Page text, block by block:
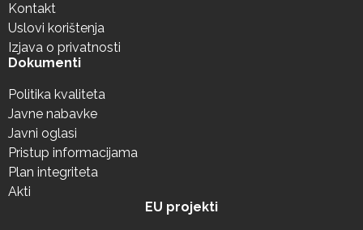
Kontakt
Uslovi korištenja
Izjava o privatnosti
Dokumenti
Politika kvaliteta
Javne nabavke
Javni oglasi
Pristup informacijama
Plan integriteta
Akti
EU projekti